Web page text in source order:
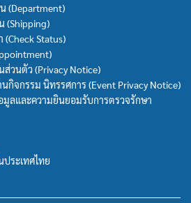
(Department)
(Shipping)
(Check Status)
ส่วนตัว (Privacy Notice)
กิจกรรม นิทรรศการ (Event Privacy Notice)
มูลและความยินยอมรับการตรวจรักษา
ระเทศไทย